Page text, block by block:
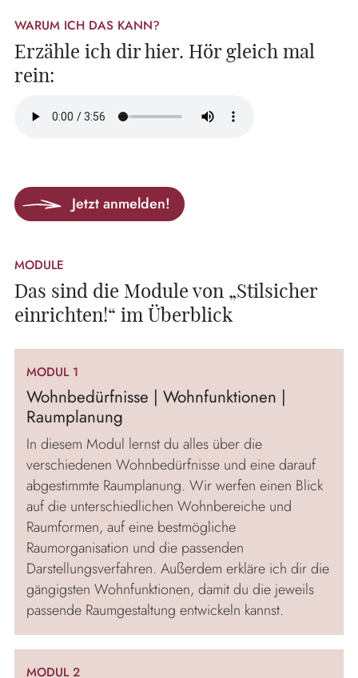
WARUM ICH DAS KANN?
Erzähle ich dir hier. Hör gleich mal
rein:
Jetzt anmelden!
MODULE
Das sind die Module von „Stilsicher
einrichten!“ im Überblick
MODUL 1
Wohnbedürfnisse | Wohnfunktionen |
Raumplanung
In diesem Modul lernst du alles über die
verschiedenen Wohnbedürfnisse und eine darauf
abgestimmte Raumplanung. Wir werfen einen Blick
auf die unterschiedlichen Wohnbereiche und
Raumformen, auf eine bestmögliche
Raumorganisation und die passenden
Darstellungsverfahren. Außerdem erkläre ich dir die
gängigsten Wohnfunktionen, damit du die jeweils
passende Raumgestaltung entwickeln kannst.
MODUL 2